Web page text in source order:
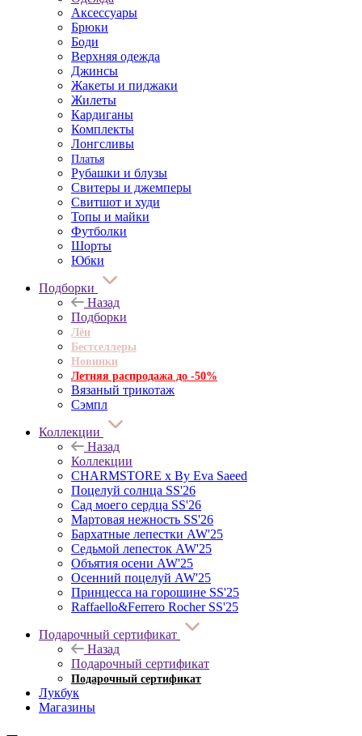
Аксессуары
Брюки
Боди
Верхняя одежда
Джинсы
Жакеты и пиджаки
Жилеты
Кардиганы
Комплекты
Лонгсливы
Платья
Рубашки и блузы
Свитеры и джемперы
Свитшот и худи
Топы и майки
Футболки
Шорты
Юбки
Подборки
Назад
Подборки
Лён
Бестселлеры
Новинки
Летняя распродажа до -50%
Вязаный трикотаж
Сэмпл
Коллекции
Назад
Коллекции
CHARMSTORE х By Eva Saeed
Поцелуй солнца SS'26
Сад моего сердца SS'26
Мартовая нежность SS'26
Бархатные лепестки AW'25
Седьмой лепесток AW'25
Объятия осени AW'25
Осенний поцелуй AW'25
Принцесса на горошине SS'25
Raffaello&Ferrero Rocher SS'25
Подарочный сертификат
Назад
Подарочный сертификат
Подарочный сертификат
Лукбук
Магазины